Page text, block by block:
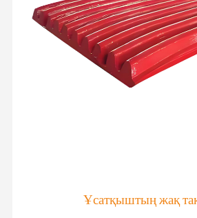
Ұсатқыштың жақ